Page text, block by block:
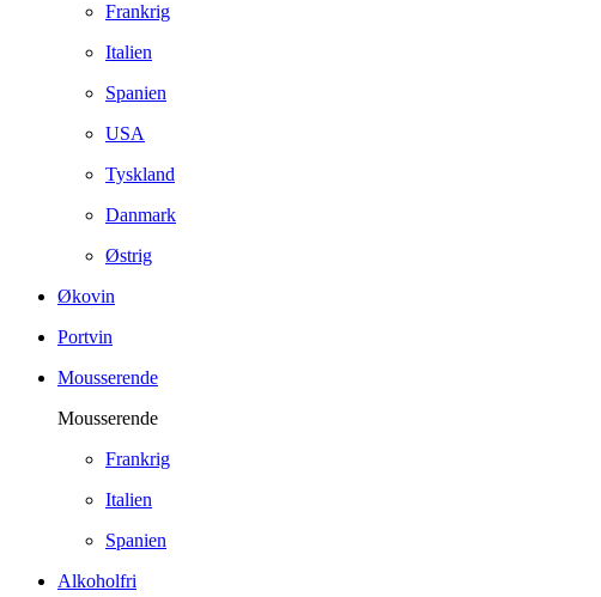
Frankrig
Italien
Spanien
USA
Tyskland
Danmark
Østrig
Økovin
Portvin
Mousserende
Mousserende
Frankrig
Italien
Spanien
Alkoholfri